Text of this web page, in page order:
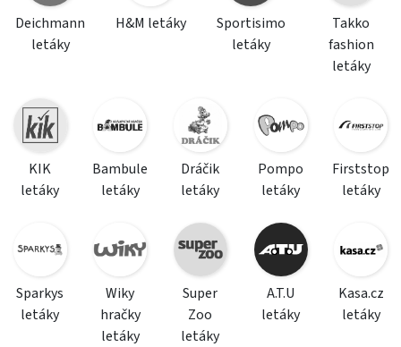
Deichmann
letáky
H&M letáky
Sportisimo
letáky
Takko
fashion
letáky
KIK
letáky
Bambule
letáky
Dráčik
letáky
Pompo
letáky
Firststop
letáky
Sparkys
letáky
Wiky
hračky
letáky
Super
Zoo
letáky
A.T.U
letáky
Kasa.cz
letáky